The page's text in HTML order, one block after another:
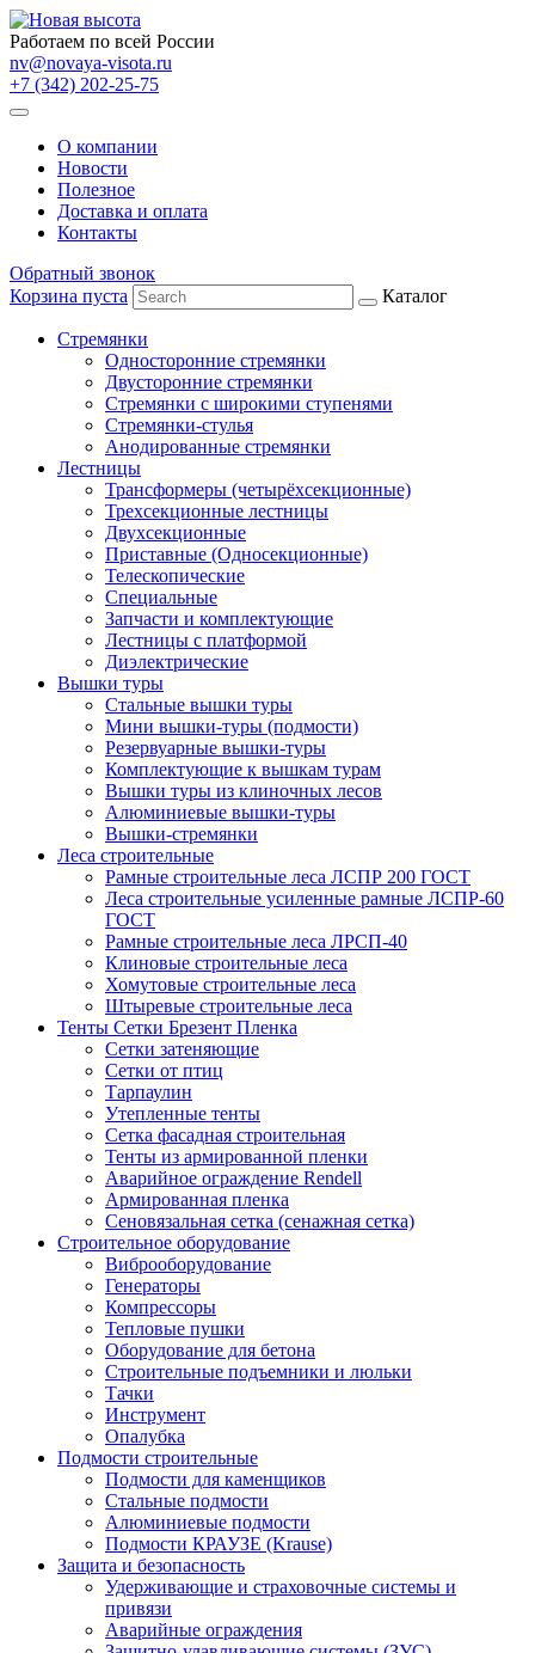
Работаем по всей России
nv@novaya-visota.ru
+7 (342) 202-25-75
О компании
Новости
Полезное
Доставка и оплата
Контакты
Обратный звонок
Корзина пуста
Каталог
Стремянки
Односторонние стремянки
Двусторонние стремянки
Стремянки с широкими ступенями
Стремянки-стулья
Анодированные стремянки
Лестницы
Трансформеры (четырёхсекционные)
Трехсекционные лестницы
Двухсекционные
Приставные (Односекционные)
Телескопические
Специальные
Запчасти и комплектующие
Лестницы с платформой
Диэлектрические
Вышки туры
Стальные вышки туры
Мини вышки-туры (подмости)
Резервуарные вышки-туры
Комплектующие к вышкам турам
Вышки туры из клиночных лесов
Алюминиевые вышки-туры
Вышки-стремянки
Леса строительные
Рамные строительные леса ЛСПР 200 ГОСТ
Леса строительные усиленные рамные ЛСПР-60
ГОСТ
Рамные строительные леса ЛРСП-40
Клиновые строительные леса
Хомутовые строительные леса
Штыревые строительные леса
Тенты Сетки Брезент Пленка
Сетки затеняющие
Сетки от птиц
Тарпаулин
Утепленные тенты
Сетка фасадная строительная
Тенты из армированной пленки
Аварийное ограждение Rendell
Армированная пленка
Сеновязальная сетка (сенажная сетка)
Строительное оборудование
Виброоборудование
Генераторы
Компрессоры
Тепловые пушки
Оборудование для бетона
Строительные подъемники и люльки
Тачки
Инструмент
Опалубка
Подмости строительные
Подмости для каменщиков
Стальные подмости
Алюминиевые подмости
Подмости КРАУЗЕ (Krause)
Защита и безопасность
Удерживающие и страховочные системы и
привязи
Аварийные ограждения